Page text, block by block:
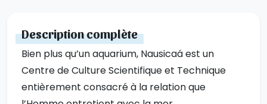
Description complète
Bien plus qu’un aquarium, Nausicaá est un
Centre de Culture Scientifique et Technique
entièrement consacré à la relation que